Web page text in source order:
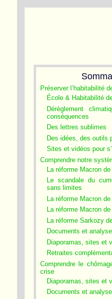
Préserver l’habitabilité
École & Habitabilité
Dérèglement
conséquences
Des lettres sublimes
Des idées, des outils
Sites et vidéos pour
Comprendre notre
La réforme Macron de
Le scandale du
sans limites
La réforme Macron de
La réforme Macron
La réforme Sarkozy
Documents et
Diaporamas, sites et
Retraites
Comprendre le
crise
Diaporamas, sites et
Documents et